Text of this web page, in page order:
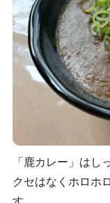
「鹿カレー」はし
クセはなくホロホ